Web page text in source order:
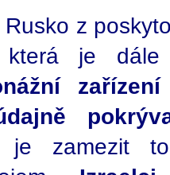
z
je dále
je zamezit